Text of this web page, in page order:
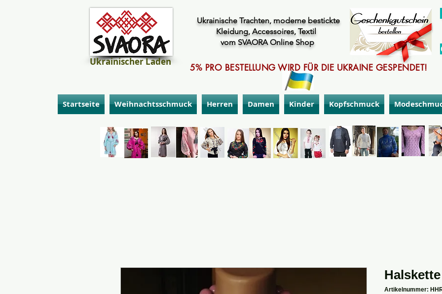
Ukrainische Trachten, moderne bestickte
Kleidung, Accessoires, Textil
vom SVAORA Online Shop
5% PRO BESTELLUNG WIRD FÜR DIE UKRAINE GESPENDET!
Ukrainischer Laden
Startseite Weihnachtsschmuck Herren Damen Kinder Kopfschmuck
Halskette
Artikelnummer: